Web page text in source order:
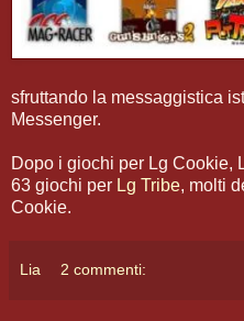
sfruttando la messaggistica
Messenger.
Dopo i giochi per Lg Cookie,
63 giochi per Lg Tribe, molti
Cookie.
Lia 2 commenti: